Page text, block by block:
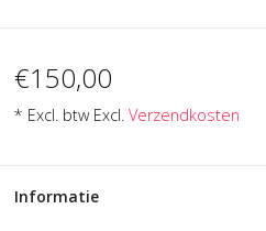
€150,00
* Excl. btw Excl. Verzendkosten
Informatie